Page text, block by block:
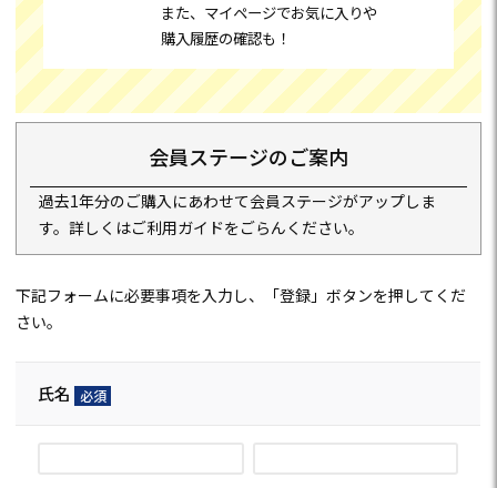
また、マイページでお気に入りや
購入履歴の確認も！
会員ステージのご案内
過去1年分のご購入にあわせて会員ステージがアップしま
す。詳しくはご利用ガイドをごらんください。
下記フォームに必要事項を入力し、「登録」ボタンを押してくだ
さい。
氏名